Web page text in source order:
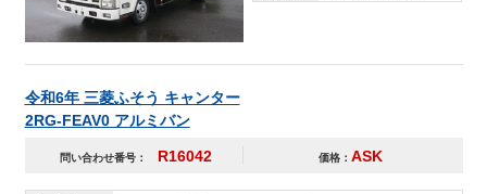
令和6年 三菱ふそう キャンター
2RG-FEAV0 アルミバン
問い合わせ番号： R16042 価格： ASK